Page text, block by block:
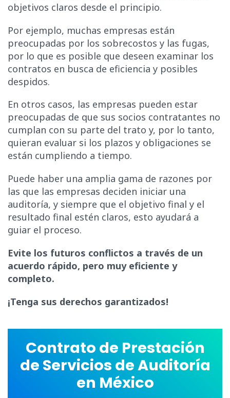
objetivos claros desde el principio.
Por ejemplo, muchas empresas están
preocupadas por los sobrecostos y las fugas,
por lo que es posible que deseen examinar los
contratos en busca de eficiencia y posibles
despidos.
En otros casos, las empresas pueden estar
preocupadas de que sus socios contratantes no
cumplan con su parte del trato y, por lo tanto,
quieran evaluar si los plazos y obligaciones se
están cumpliendo a tiempo.
Puede haber una amplia gama de razones por
las que las empresas deciden iniciar una
auditoría, y siempre que el objetivo final y el
resultado final estén claros, esto ayudará a
guiar el proceso.
Evite los futuros conflictos a través de un
acuerdo rápido, pero muy eficiente y
completo.
¡Tenga sus derechos garantizados!
Contrato de Prestación
de Servicios de Auditoría
en México